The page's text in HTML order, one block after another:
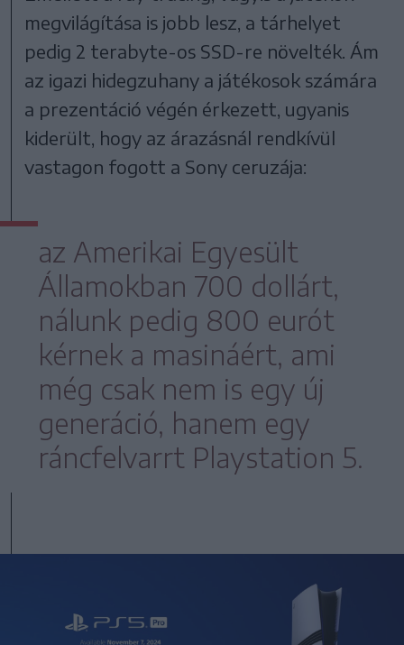
megvilágítása is jobb lesz, a tárhelyet
pedig 2 terabyte-os SSD-re növelték. Ám
az igazi hidegzuhany a játékosok számára
a prezentáció végén érkezett, ugyanis
kiderült, hogy az árazásnál rendkívül
vastagon fogott a Sony ceruzája:
az Amerikai Egyesült
Államokban 700 dollárt,
nálunk pedig 800 eurót
kérnek a masináért, ami
még csak nem is egy új
generáció, hanem egy
ráncfelvarrt Playstation 5.